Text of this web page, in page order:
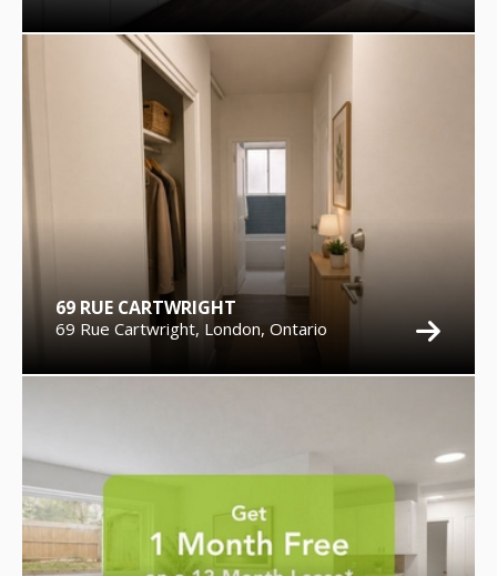
69 RUE CARTWRIGHT
69 Rue Cartwright, London, Ontario